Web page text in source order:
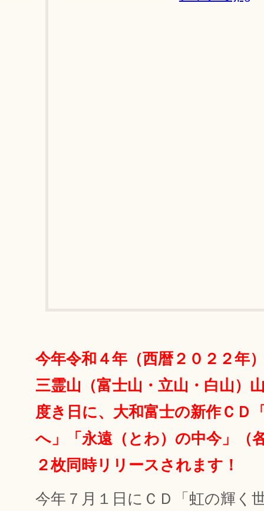
今年令和４年（西暦２０２２年
三霊山（富士山・立山・白山）
度き日に、大和富士の新作ＣＤ
へ」「永遠（とわ）の中今」（
２枚同時リリースされます！
今年７月１日にＣＤ「虹の輝く